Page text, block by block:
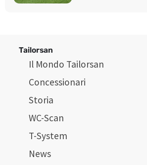
Tailorsan
Il Mondo Tailorsan
Concessionari
Storia
WC-Scan
T-System
News